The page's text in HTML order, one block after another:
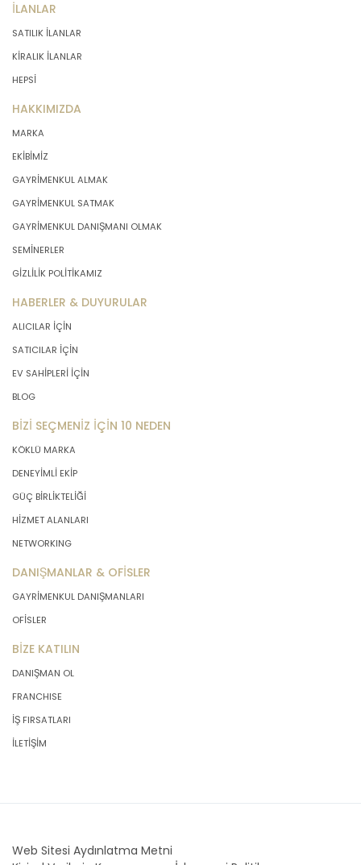
İLANLAR
SATILIK İLANLAR
KİRALIK İLANLAR
HEPSİ
HAKKIMIZDA
MARKA
EKİBİMİZ
GAYRİMENKUL ALMAK
GAYRİMENKUL SATMAK
GAYRİMENKUL DANIŞMANI OLMAK
SEMİNERLER
GİZLİLİK POLİTİKAMIZ
HABERLER & DUYURULAR
ALICILAR İÇİN
SATICILAR İÇİN
EV SAHİPLERİ İÇİN
BLOG
BİZİ SEÇMENİZ İÇİN 10 NEDEN
KÖKLÜ MARKA
DENEYİMLİ EKİP
GÜÇ BİRLİKTELİĞİ
HİZMET ALANLARI
NETWORKING
DANIŞMANLAR & OFİSLER
GAYRİMENKUL DANIŞMANLARI
OFİSLER
BİZE KATILIN
DANIŞMAN OL
FRANCHISE
İŞ FIRSATLARI
İLETİŞİM
Web Sitesi Aydınlatma Metni